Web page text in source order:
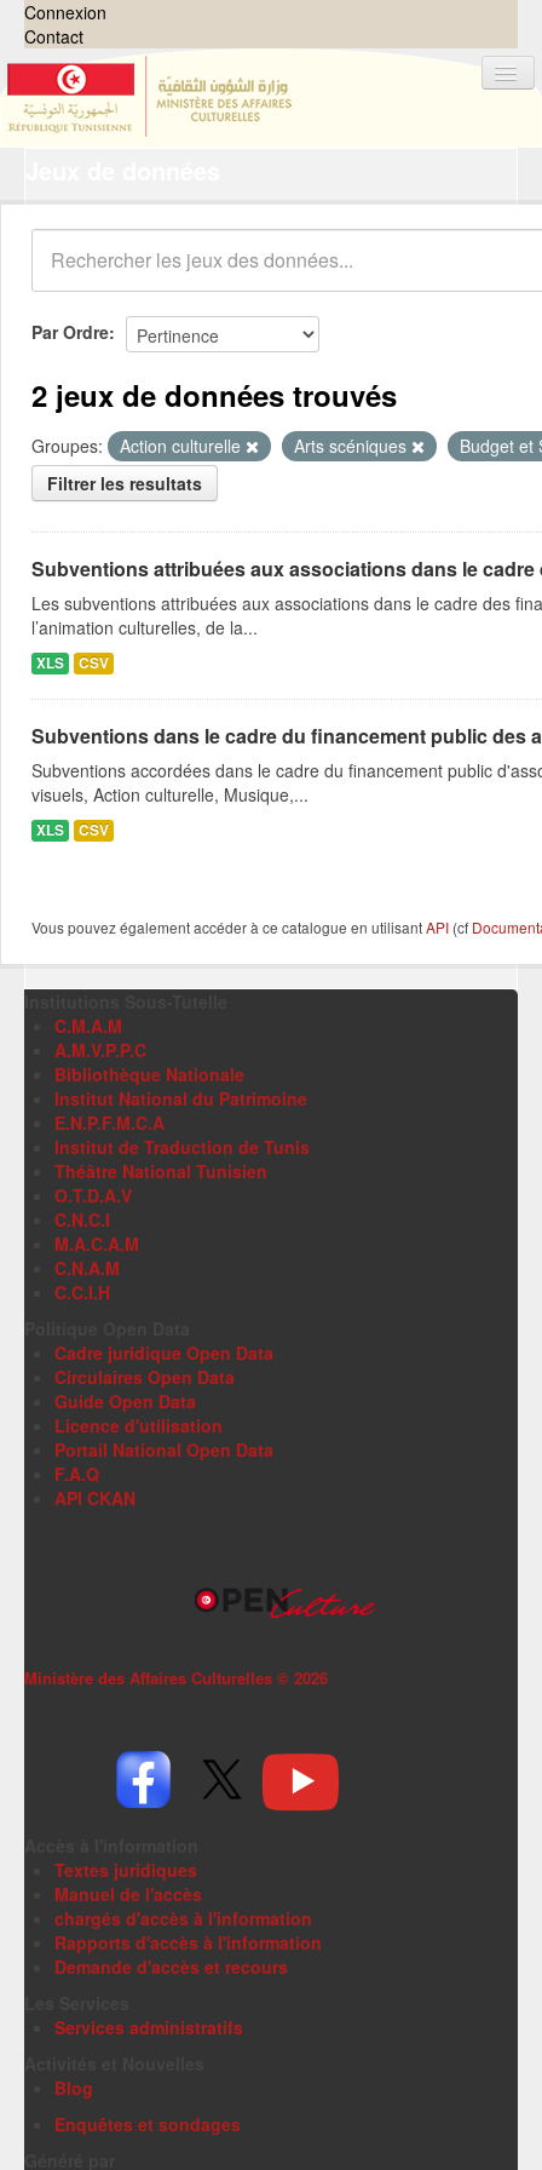
Connexion
Contact
Organisations
Groupes
Demandes 0
À propos
Par Ordre
2 jeux de données trouvés
Groupes: Action culturelle Arts scéniques
Budget et
Filtrer les resultats
Subventions attribuées aux associations dans le
Les subventions attribuées aux associations dans le cadre des
l’animation culturelles, de la...
XLS CSV
Subventions dans le cadre du financement public des
Subventions accordées dans le cadre du financement public
visuels, Action culturelle, Musique,...
XLS CSV
Vous pouvez également accéder à ce catalogue en utilisantAPI (cf
C.M.A.M
A.M.V.P.P.C
Bibliothèque Nationale
Institut National du Patrimoine
E.N.P.F.M.C.A
Institut de Traduction de Tunis
Théâtre National Tunisien
O.T.D.A.V
C.N.C.I
M.A.C.A.M
C.N.A.M
C.C.I.H
Cadre juridique Open Data
Circulaires Open Data
Guide Open Data
Licence d'utilisation
Portail National Open Data
F.A.Q
API CKAN
Ministère des Affaires Culturelles © 2026
Textes juridiques
Manuel de l'accès
chargés d'accès à l'information
Rapports d'accès à l'information
Demande d'accès et recours
Services administratifs
Blog
Enquêtes et sondages